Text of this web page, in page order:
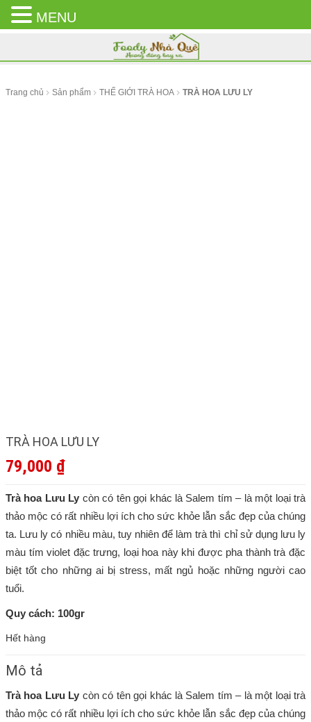
CLOSE
MENU
Trang chủ Sản phẩm THẾ GIỚI TRÀ HOA TRÀ HOA LƯU LY
TRÀ HOA LƯU LY
79,000 ₫
Trà hoa Lưu Ly còn có tên gọi khác là Salem tím – là một loại trà
thảo mộc có rất nhiều lợi ích cho sức khỏe lẫn sắc đẹp của chúng
ta. Lưu ly có nhiều màu, tuy nhiên để làm trà thì chỉ sử dụng lưu ly
màu tím violet đặc trưng, loại hoa này khi được pha thành trà đặc
biệt tốt cho những ai bị stress, mất ngủ hoặc những người cao
tuổi.
Quy cách: 100gr
Hết hàng
Mô tả
Trà hoa Lưu Ly còn có tên gọi khác là Salem tím – là một loại trà
thảo mộc có rất nhiều lợi ích cho sức khỏe lẫn sắc đẹp của chúng
MENU